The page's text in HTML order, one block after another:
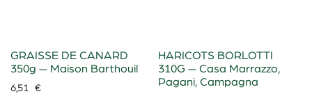
GRAISSE DE CANARD
350g — Maison Barthouil
6,51 €
HARICOTS BORLOTTI
310G — Casa Marrazzo,
Pagani, Campagna